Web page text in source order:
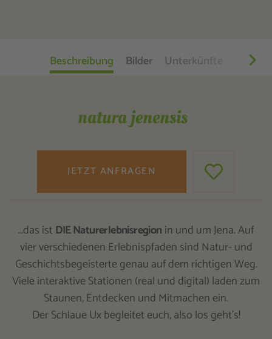
Beschreibung Bilder Unterkünfte
natura jenensis
JETZT ANFRAGEN
…das ist DIE Naturerlebnisregion in und um Jena. Auf
vier verschiedenen Erlebnispfaden sind Natur- und
Geschichtsbegeisterte genau auf dem richtigen Weg.
Viele interaktive Stationen (real und digital) laden zum
Staunen, Entdecken und Mitmachen ein.
Der Schlaue Ux begleitet euch, also los geht’s!